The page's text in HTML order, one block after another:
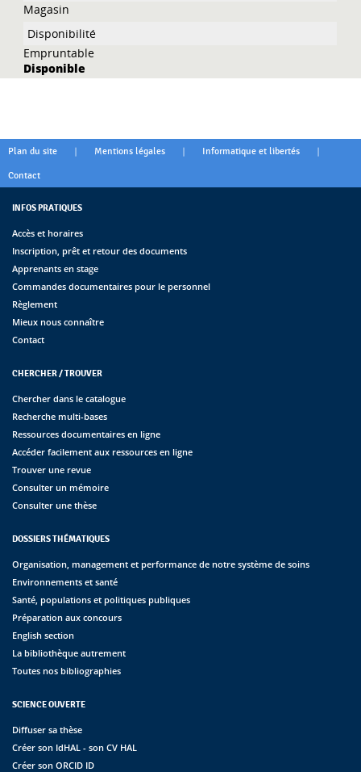
Magasin
Empruntable
Disponible
Plan du site | Mentions légales | Informatique et libertés |
Contact
INFOS PRATIQUES
Accès et horaires
Inscription, prêt et retour des documents
Apprenants en stage
Commandes documentaires pour le personnel
Règlement
Mieux nous connaître
Contact
CHERCHER / TROUVER
Chercher dans le catalogue
Recherche multi-bases
Ressources documentaires en ligne
Accéder facilement aux ressources en ligne
Trouver une revue
Consulter un mémoire
Consulter une thèse
DOSSIERS THÉMATIQUES
Organisation, management et performance de notre système de soins
Environnements et santé
Santé, populations et politiques publiques
Préparation aux concours
English section
La bibliothèque autrement
Toutes nos bibliographies
SCIENCE OUVERTE
Diffuser sa thèse
Créer son IdHAL - son CV HAL
Créer son ORCID ID